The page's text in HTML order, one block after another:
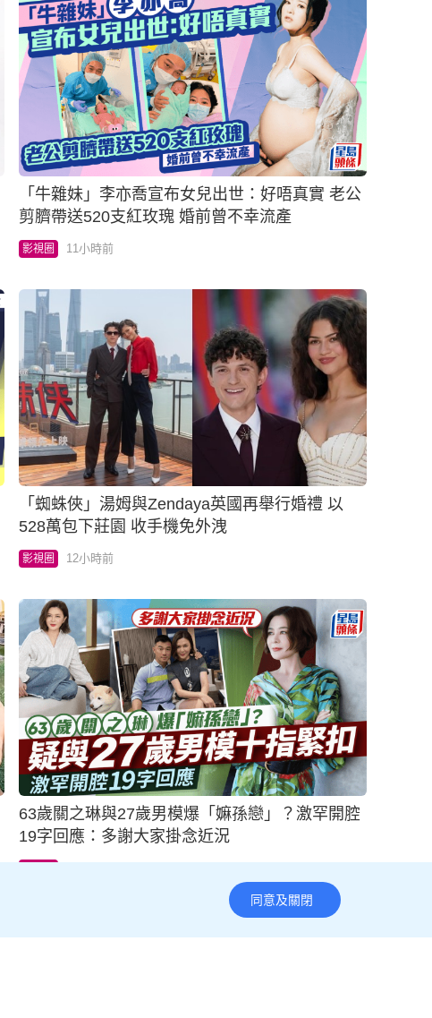
「牛雜妹」李亦喬宣布女兒出世：好唔真實 老公
剪臍帶送520支紅玫瑰 婚前曾不幸流產
影視圈 11小時前
「蜘蛛俠」湯姆與Zendaya英國再舉行婚禮 以
528萬包下莊園 收手機免外洩
影視圈 12小時前
63歲關之琳與27歲男模爆「嫲孫戀」？激罕開腔
19字回應：多謝大家掛念近況
同意及關閉